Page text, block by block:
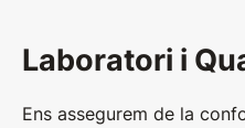
Laboratori i
Ens assegurem de la